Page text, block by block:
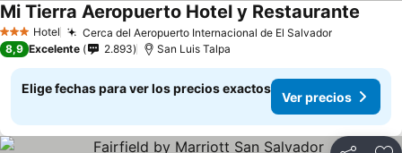
3 Estrellas
Hotel Cerca del Aeropuerto Internacional de El SalvadorVer
Mi Tierra Aeropuerto Hotel y Restaurante
8,9 Excelente 2.893 San Luis Talpa
Elige fechas para ver los precios exactos
Ver precios